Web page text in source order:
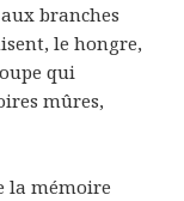
branches
le hongre,
qui
mûres,
la mémoire